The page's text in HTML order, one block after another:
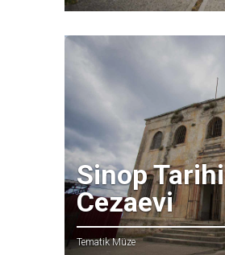
Sinop Tarihi
Cezaevi
Tematik Müze